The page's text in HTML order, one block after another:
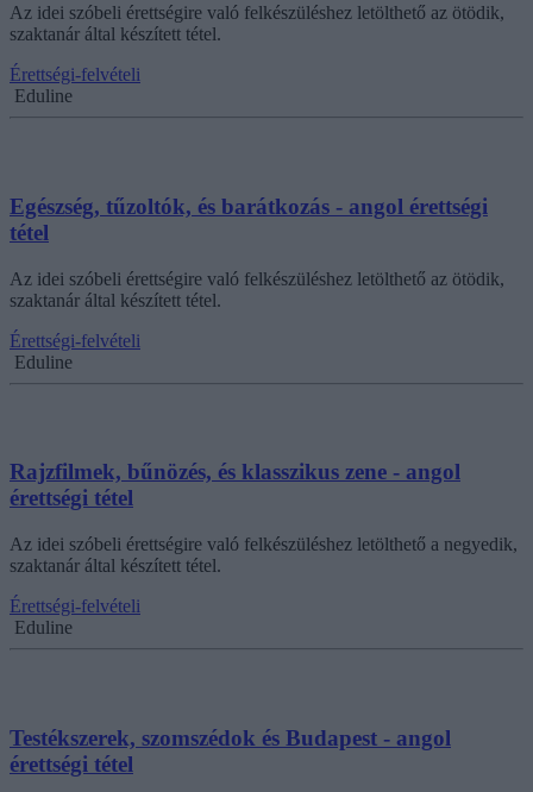
Az idei szóbeli érettségire való felkészüléshez letölthető az ötödik,
szaktanár által készített tétel.
Érettségi-felvételi
Eduline
Egészség, tűzoltók, és barátkozás - angol érettségi
tétel
Az idei szóbeli érettségire való felkészüléshez letölthető az ötödik,
szaktanár által készített tétel.
Érettségi-felvételi
Eduline
Rajzfilmek, bűnözés, és klasszikus zene - angol
érettségi tétel
Az idei szóbeli érettségire való felkészüléshez letölthető a negyedik,
szaktanár által készített tétel.
Érettségi-felvételi
Eduline
Testékszerek, szomszédok és Budapest - angol
érettségi tétel